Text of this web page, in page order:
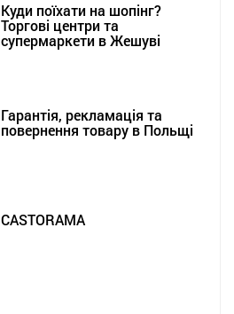
Куди поїхати на шопінг?
Торгові центри та
супермаркети в Жешуві
Гарантія, рекламація та
повернення товару в Польщі
CASTORAMA